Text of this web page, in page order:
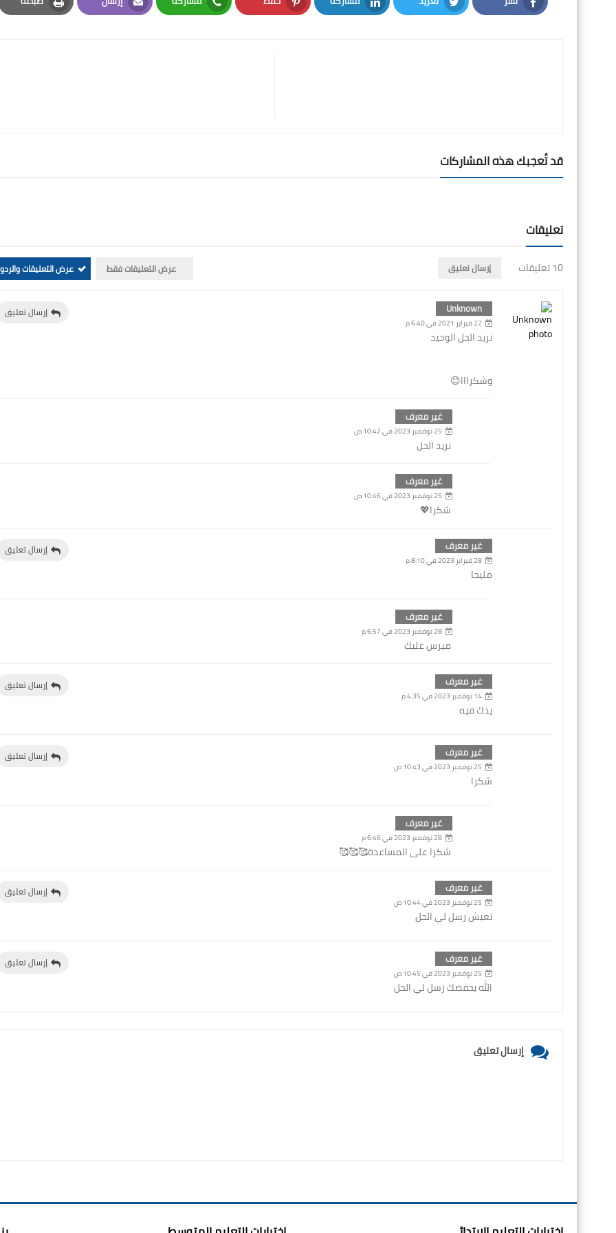
Facebook
Twitter
LinkedIn
Pinterest
Whatsapp
Email
Print
قد تُعجبك هذه المشاركات
تعليقات
10 تعليقات إرسال تعليق عرض التعليقات فقط عرض التعليقات
Unknown
22 فبراير 2021 في 6:40 م
نريد الحل الوحيد
وشكرااا😊
إرسال تعليق
غير معرف
25 نوفمبر 2023 في 10:42 ص
نريد الحل
غير معرف
25 نوفمبر 2023 في 10:46 ص
شكرا💖
غير معرف
28 فبراير 2023 في 8:10 م
مليحا
إرسال تعليق
غير معرف
28 نوفمبر 2023 في 6:57 م
ميرس عليك
غير معرف
14 نوفمبر 2023 في 4:35 م
يدك فيه
إرسال تعليق
غير معرف
25 نوفمبر 2023 في 10:43 ص
شكرا
إرسال تعليق
غير معرف
28 نوفمبر 2023 في 6:46 م
شكرا على المساعدة🥰🥰🥰
غير معرف
25 نوفمبر 2023 في 10:44 ص
تعيش رسل لي الحل
إرسال تعليق
غير معرف
25 نوفمبر 2023 في 10:45 ص
الله يحفضك رسل لي الحل
إرسال تعليق
إرسال تعليق